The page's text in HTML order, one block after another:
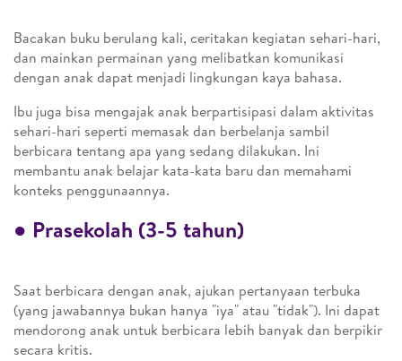
Bacakan buku berulang kali, ceritakan kegiatan sehari-hari,
dan mainkan permainan yang melibatkan komunikasi
dengan anak dapat menjadi lingkungan kaya bahasa.
Ibu juga bisa mengajak anak berpartisipasi dalam aktivitas
sehari-hari seperti memasak dan berbelanja sambil
berbicara tentang apa yang sedang dilakukan. Ini
membantu anak belajar kata-kata baru dan memahami
konteks penggunaannya​​.
● Prasekolah (3-5 tahun)
Saat berbicara dengan anak, ajukan pertanyaan terbuka
(yang jawabannya bukan hanya "iya" atau "tidak"). Ini dapat
mendorong anak untuk berbicara lebih banyak dan berpikir
secara kritis​​.